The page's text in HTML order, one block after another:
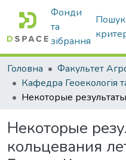
Фонди
та
зібрання
Пошук
Головна
Некоторые
кольцевания